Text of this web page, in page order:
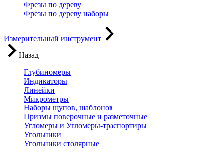
Фрезы по дереву
Фрезы по дереву наборы
Измерительный инструмент
Назад
Глубиномеры
Индикаторы
Линейки
Микрометры
Наборы щупов, шаблонов
Призмы поверочные и разметочные
Угломеры и Угломеры-траспортиры
Угольники
Угольники столярные